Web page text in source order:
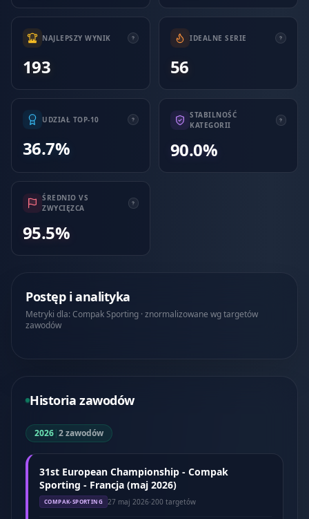
NAJLEPSZY WYNIK
193
IDEALNE SERIE
56
UDZIAŁ TOP-10
36.7%
STABILNOŚĆ
KATEGORII
90.0%
ŚREDNIO VS
ZWYCIĘZCA
95.5%
Postęp i analityka
Metryki dla: Compak Sporting · znormalizowane wg targetów
zawodów
Historia zawodów
2026|2 zawodów
31st European Championship - Compak
Sporting - Francja (maj 2026)
COMPAK-SPORTING 27 maj 2026·200 targetów